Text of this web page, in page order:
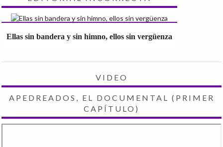
Ellas sin bandera y sin himno, ellos sin vergüenza
VIDEO
APEDREADOS, EL DOCUMENTAL (PRIMER
CAPÍTULO)